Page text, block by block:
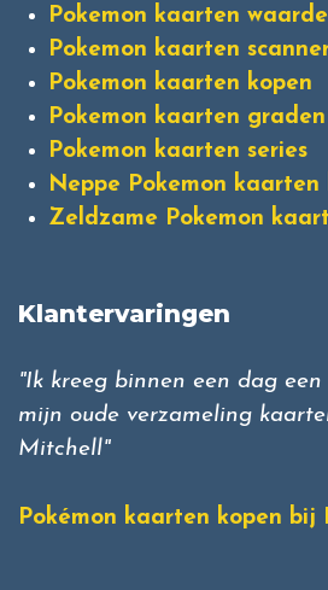
Pokemon kaarten waarde
Pokemon kaarten
Pokemon kaarten kopen
Pokemon kaarten graden
Pokemon kaarten series
Neppe Pokemon kaarten
Zeldzame Pokemon
Klantervaringen
"Ik kreeg binnen een dag
mijn oude verzameling
Mitchell"
Pokémon kaarten kopen bij